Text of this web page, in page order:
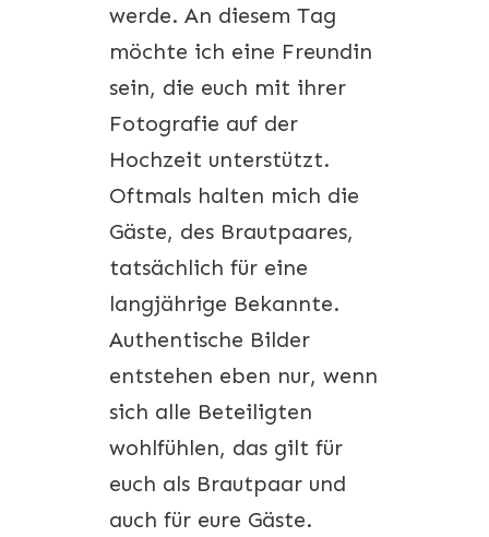
werde. An diesem Tag
möchte ich eine Freundin
sein, die euch mit ihrer
Fotografie auf der
Hochzeit unterstützt.
Oftmals halten mich die
Gäste, des Brautpaares,
tatsächlich für eine
langjährige Bekannte.
Authentische Bilder
entstehen eben nur, wenn
sich alle Beteiligten
wohlfühlen, das gilt für
euch als Brautpaar und
auch für eure Gäste.